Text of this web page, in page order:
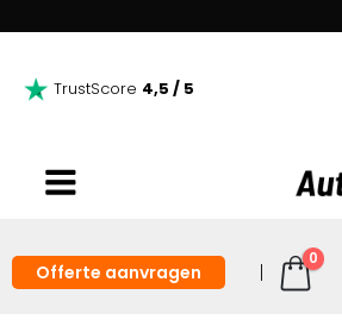
TrustScore 4,5 / 5
Offerte aanvragen
0